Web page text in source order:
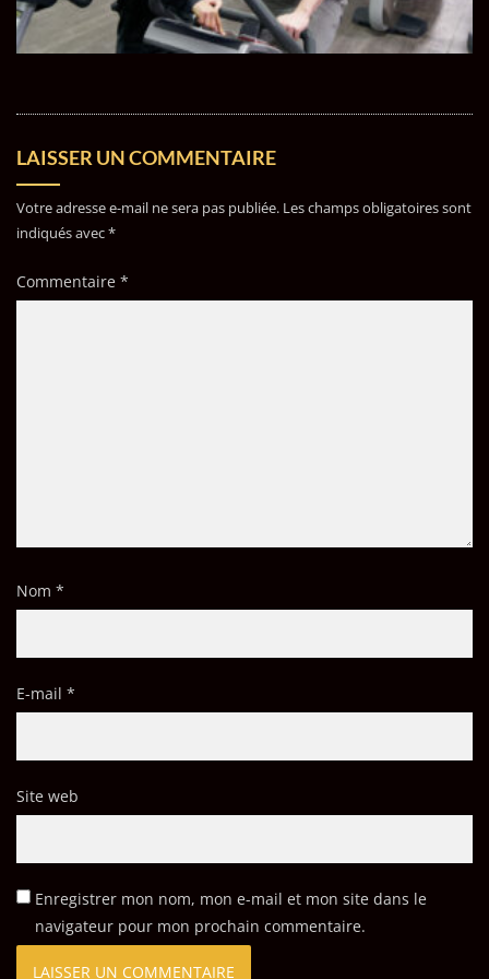
LAISSER UN COMMENTAIRE
Votre adresse e-mail ne sera pas publiée. Les champs obligatoires sont
indiqués avec*
Commentaire *
Nom *
E-mail *
Site web
Enregistrer mon nom, mon e-mail et mon site dans le
navigateur pour mon prochain commentaire.